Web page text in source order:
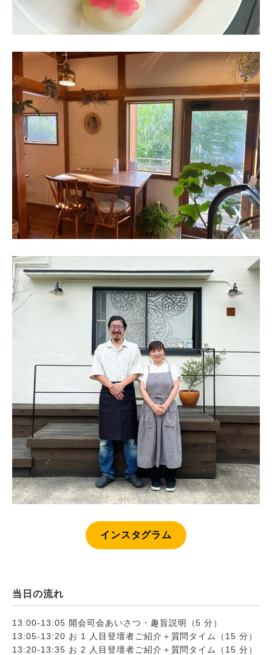
インスタグラム
当日の流れ
13:00-13:05 開会司会あいさつ・趣旨説明（5 分）
13:05-13:20 お 1 人目登壇者ご紹介＋質問タイム（15 分）
13:20-13:35 お 2 人目登壇者ご紹介＋質問タイム（15 分）